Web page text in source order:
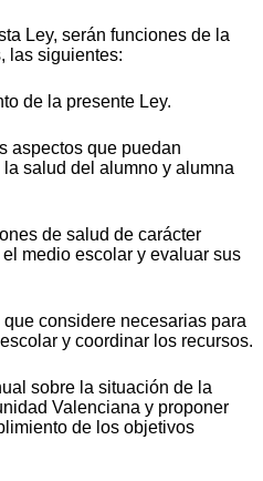
Ley, serán funciones de la
las siguientes:
de la presente Ley.
aspectos que puedan
salud del alumno y alumna
de salud de carácter
medio escolar y evaluar sus
considere necesarias para
y coordinar los recursos.
sobre la situación de la
Valenciana y proponer
de los objetivos